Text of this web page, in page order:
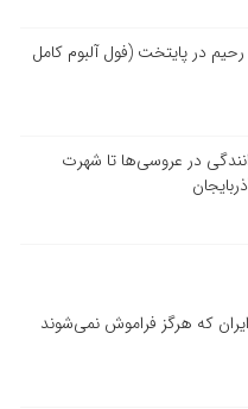
در پایتخت (فول آلبوم کامل
در عروسی‌ها تا شهرت
که هرگز فراموش نمی‌شوند